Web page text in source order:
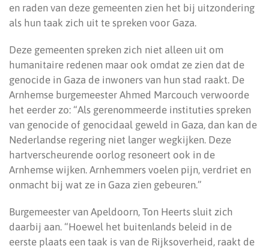
en raden van deze gemeenten zien het bij uitzondering
als hun taak zich uit te spreken voor Gaza.
Deze gemeenten spreken zich niet alleen uit om
humanitaire redenen maar ook omdat ze zien dat de
genocide in Gaza de inwoners van hun stad raakt. De
Arnhemse burgemeester Ahmed Marcouch verwoorde
het eerder zo: “Als gerenommeerde instituties spreken
van genocide of genocidaal geweld in Gaza, dan kan de
Nederlandse regering niet langer wegkijken. Deze
hartverscheurende oorlog resoneert ook in de
Arnhemse wijken. Arnhemmers voelen pijn, verdriet en
onmacht bij wat ze in Gaza zien gebeuren.”
Burgemeester van Apeldoorn, Ton Heerts sluit zich
daarbij aan. “Hoewel het buitenlands beleid in de
eerste plaats een taak is van de Rijksoverheid, raakt de